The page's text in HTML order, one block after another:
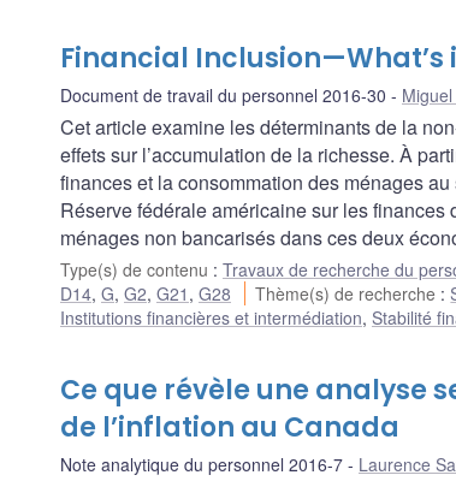
Financial Inclusion—What’s
Document de travail du personnel 2016-30
Cet article examine les déterminants de la
effets sur l’accumulation de la richesse. À
finances et la consommation des ménages
Réserve fédérale américaine sur les finances
ménages non bancarisés dans ces deux
Type(s) de contenu : Travaux de recherche du
D14, G, G2, G21 , G28 Thème(s) de recherche :
Institutions financières et intermédiation, Stabilité
Ce que révèle une analyse
de l’inflation au Canada
Note analytique du personnel 2016-7 Laurence